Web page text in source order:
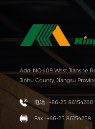
Add: NO.409 West Jianshe
Jinhu County, Jiangsu
电话 : +86-25 86154260
Fax : +86-25 86154259